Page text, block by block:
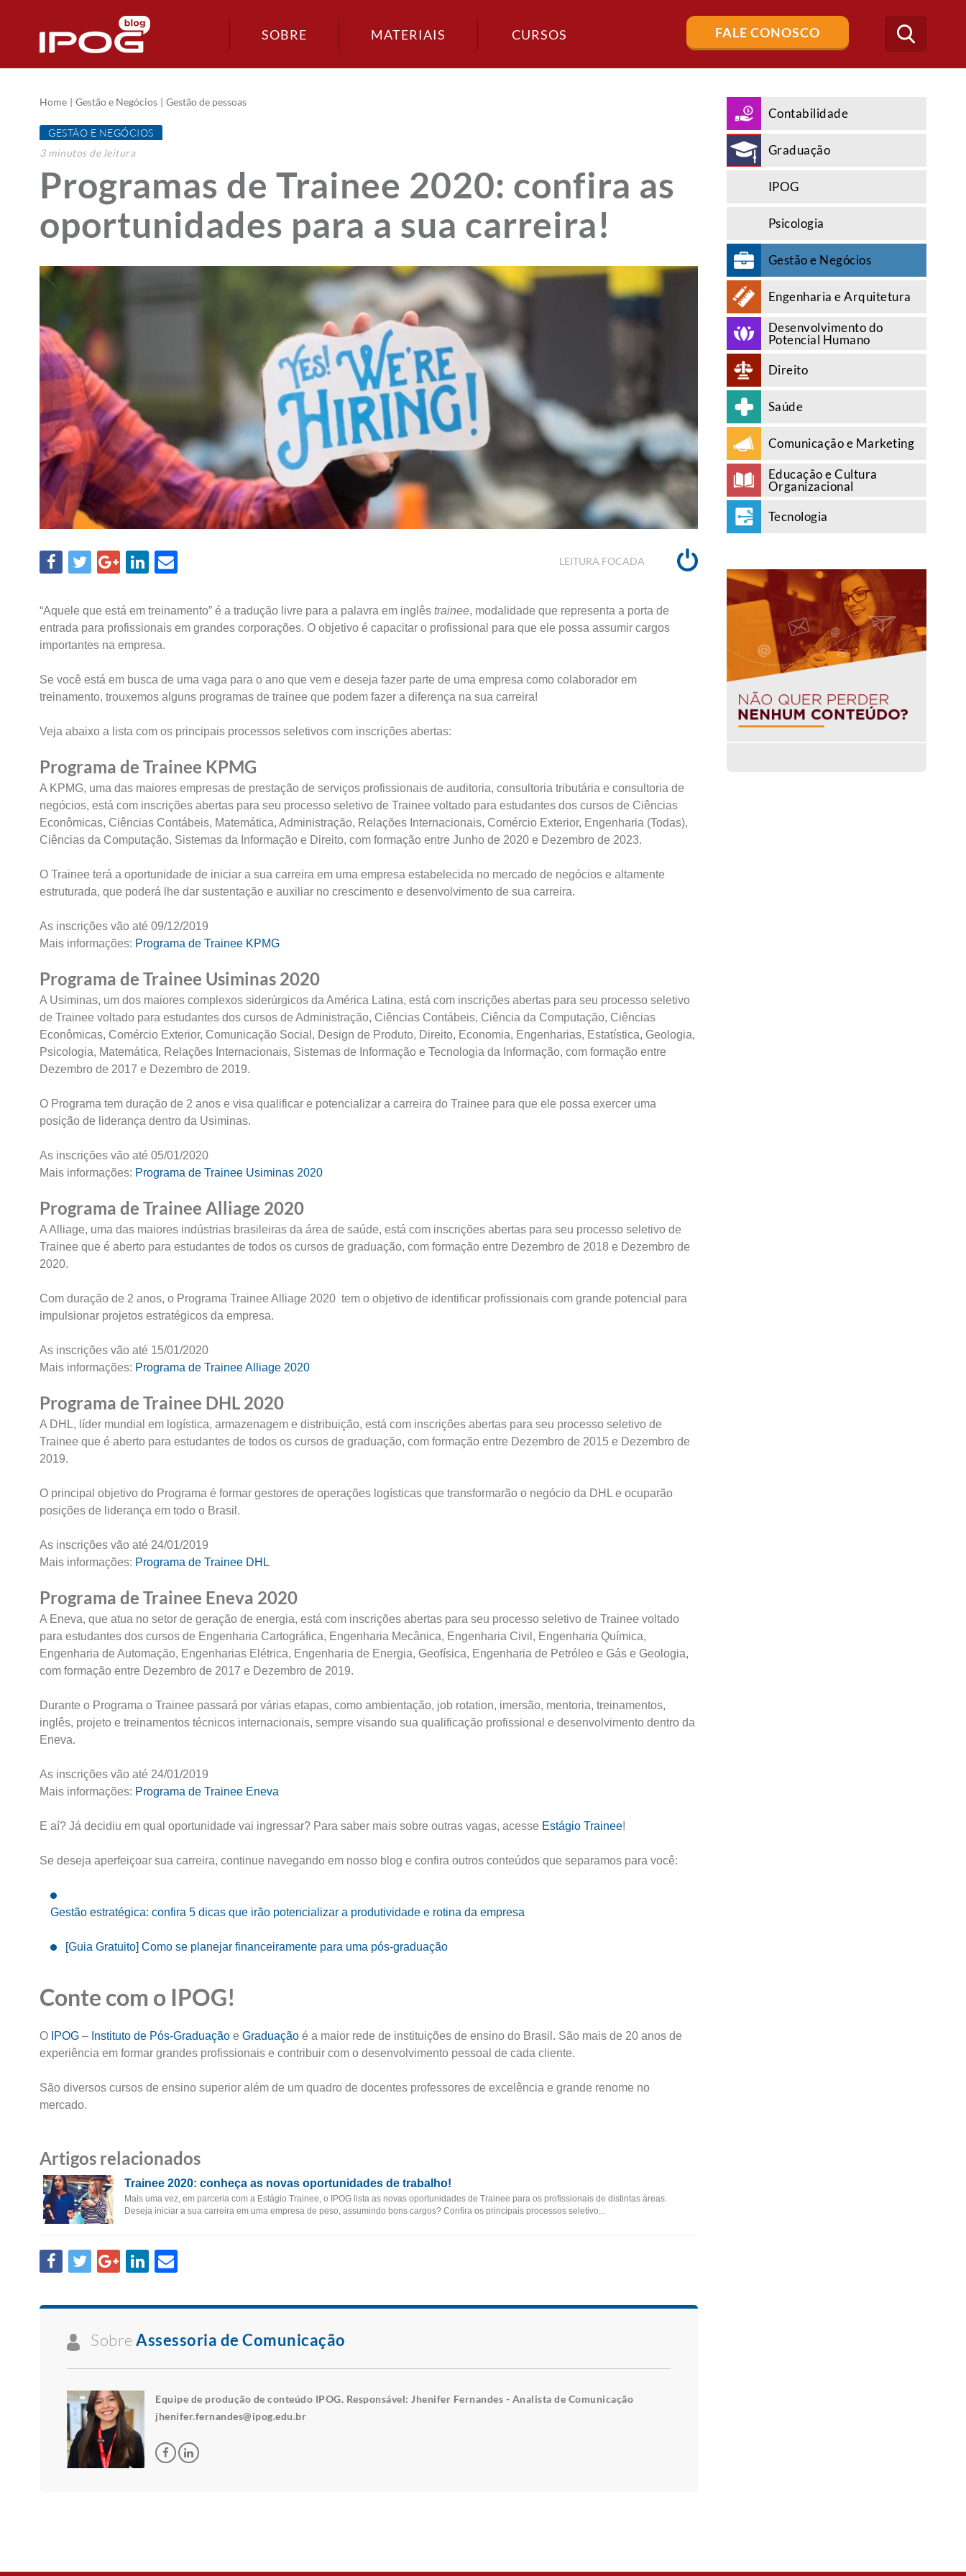
SOBRE MATERIAIS CURSOS FALE CONOSCO
Buscar
no
blog
Home Gestão e Negócios Gestão de pessoas
GESTÃO E NEGÓCIOS
3 minutosde leitura
Programas de Trainee 2020: confira as
oportunidades para a sua carreira!
LEITURA FOCADA
“Aquele que está em treinamento” é a tradução livre para a palavra em inglês trainee, modalidade que representa a porta de
entrada para profissionais em grandes corporações. O objetivo é capacitar o profissional para que ele possa assumir cargos
importantes na empresa.
Se você está em busca de uma vaga para o ano que vem e deseja fazer parte de uma empresa como colaborador em
treinamento, trouxemos alguns programas de trainee que podem fazer a diferença na sua carreira!
Veja abaixo a lista com os principais processos seletivos com inscrições abertas:
Programa de Trainee KPMG
A KPMG, uma das maiores empresas de prestação de serviços profissionais de auditoria, consultoria tributária e consultoria de
negócios, está com inscrições abertas para seu processo seletivo de Trainee voltado para estudantes dos cursos de Ciências
Econômicas, Ciências Contábeis, Matemática, Administração, Relações Internacionais, Comércio Exterior, Engenharia (Todas),
Ciências da Computação, Sistemas da Informação e Direito, com formação entre Junho de 2020 e Dezembro de 2023.
O Trainee terá a oportunidade de iniciar a sua carreira em uma empresa estabelecida no mercado de negócios e altamente
estruturada, que poderá lhe dar sustentação e auxiliar no crescimento e desenvolvimento de sua carreira.
As inscrições vão até 09/12/2019
Mais informações: Programa de Trainee KPMG
Programa de Trainee Usiminas 2020
A Usiminas, um dos maiores complexos siderúrgicos da América Latina, está com inscrições abertas para seu processo seletivo
de Trainee voltado para estudantes dos cursos de Administração, Ciências Contábeis, Ciência da Computação, Ciências
Econômicas, Comércio Exterior, Comunicação Social, Design de Produto, Direito, Economia, Engenharias, Estatística, Geologia,
Psicologia, Matemática, Relações Internacionais, Sistemas de Informação e Tecnologia da Informação, com formação entre
Dezembro de 2017 e Dezembro de 2019.
O Programa tem duração de 2 anos e visa qualificar e potencializar a carreira do Trainee para que ele possa exercer uma
posição de liderança dentro da Usiminas.
As inscrições vão até 05/01/2020
Mais informações: Programa de Trainee Usiminas 2020
Programa de Trainee Alliage 2020
A Alliage, uma das maiores indústrias brasileiras da área de saúde, está com inscrições abertas para seu processo seletivo de
Trainee que é aberto para estudantes de todos os cursos de graduação, com formação entre Dezembro de 2018 e Dezembro de
2020.
Com duração de 2 anos, o Programa Trainee Alliage 2020 tem o objetivo de identificar profissionais com grande potencial para
impulsionar projetos estratégicos da empresa.
As inscrições vão até 15/01/2020
Mais informações: Programa de Trainee Alliage 2020
Programa de Trainee DHL 2020
A DHL, líder mundial em logística, armazenagem e distribuição, está com inscrições abertas para seu processo seletivo de
Trainee que é aberto para estudantes de todos os cursos de graduação, com formação entre Dezembro de 2015 e Dezembro de
2019.
O principal objetivo do Programa é formar gestores de operações logísticas que transformarão o negócio da DHL e ocuparão
posições de liderança em todo o Brasil.
As inscrições vão até 24/01/2019
Mais informações: Programa de Trainee DHL
Programa de Trainee Eneva 2020
A Eneva, que atua no setor de geração de energia, está com inscrições abertas para seu processo seletivo de Trainee voltado
para estudantes dos cursos de Engenharia Cartográfica, Engenharia Mecânica, Engenharia Civil, Engenharia Química,
Engenharia de Automação, Engenharias Elétrica, Engenharia de Energia, Geofísica, Engenharia de Petróleo e Gás e Geologia,
com formação entre Dezembro de 2017 e Dezembro de 2019.
Durante o Programa o Trainee passará por várias etapas, como ambientação, job rotation, imersão, mentoria, treinamentos,
inglês, projeto e treinamentos técnicos internacionais, sempre visando sua qualificação profissional e desenvolvimento dentro da
Eneva.
As inscrições vão até 24/01/2019
Mais informações: Programa de Trainee Eneva
E aí? Já decidiu em qual oportunidade vai ingressar? Para saber mais sobre outras vagas, acesse Estágio Trainee!
Se deseja aperfeiçoar sua carreira, continue navegando em nosso blog e confira outros conteúdos que separamos para você:
Gestão estratégica: confira 5 dicas que irão potencializar a produtividade e rotina da empresa
[Guia Gratuito] Como se planejar financeiramente para uma pós-graduação
Conte com o IPOG!
O IPOG – Instituto de Pós-Graduação e Graduação é a maior rede de instituições de ensino do Brasil. São mais de 20 anos de
experiência em formar grandes profissionais e contribuir com o desenvolvimento pessoal de cada cliente.
São diversos cursos de ensino superior além de um quadro de docentes professores de excelência e grande renome no
mercado.
Artigos relacionados
Trainee 2020: conheça as novas oportunidades de trabalho!
Mais uma vez, em parceria com a Estágio Trainee, o IPOG lista as novas oportunidades de Trainee para os profissionais de distintas áreas.
Deseja iniciar a sua carreira em uma empresa de peso, assumindo bons cargos? Confira os principais processos seletivo...
Sobre Assessoria de Comunicação
Equipe de produção de conteúdo IPOG. Responsável: Jhenifer Fernandes - Analista de Comunicação
jhenifer.fernandes@ipog.edu.br
Contabilidade
Graduação
IPOG
Psicologia
Gestão e Negócios
Engenharia e Arquitetura
Desenvolvimento do
Potencial Humano
Direito
Saúde
Comunicação e Marketing
Educação e Cultura
Organizacional
Tecnologia